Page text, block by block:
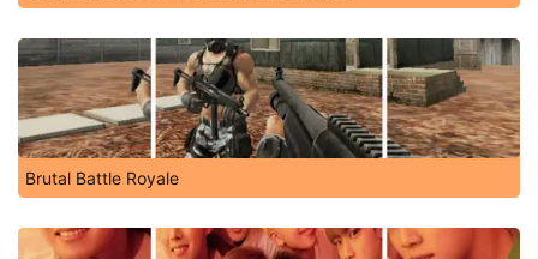
Brutal Battle Royale